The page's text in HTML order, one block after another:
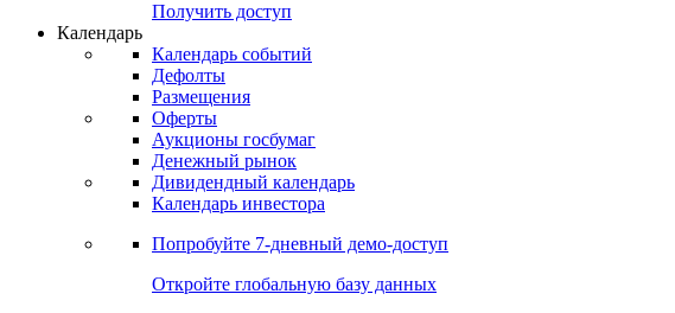
Получить доступ
Календарь
Календарь событий
Дефолты
Размещения
Оферты
Аукционы госбумаг
Денежный рынок
Дивидендный календарь
Календарь инвестора
Попробуйте 7-дневный демо-доступ
Откройте глобальную базу данных